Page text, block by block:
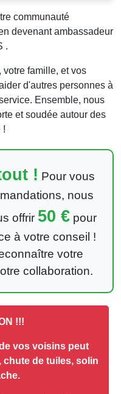
communauté
devenant ambassadeur
.
votre famille, et vos
d'autres personnes à
Ensemble, nous
et soudée autour des
!
! Pour vous
nous
offrir 50 € pour
à votre conseil !
votre
collaboration.
!!!
vos voisins peut
chute de tuiles, solin